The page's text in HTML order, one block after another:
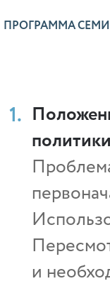
ПРОГРАММА
и